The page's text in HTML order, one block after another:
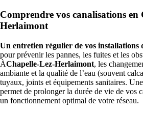
Comprendre vos canalisations en
Herlaimont
Un entretien régulier de vos installations
pour prévenir les pannes, les fuites et les
ÀChapelle-Lez-Herlaimont, les
ambiante et la qualité de l’eau (souvent
tuyaux, joints et équipements sanitaires.
permet de prolonger la durée de vie de vos
un fonctionnement optimal de votre réseau.